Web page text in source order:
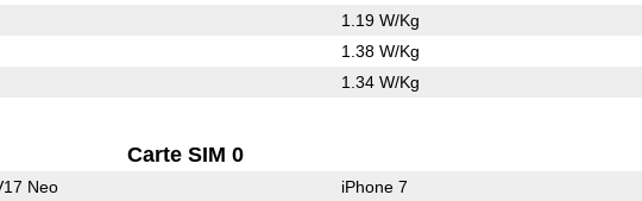
1.19 W/Kg
1.38 W/Kg
1.34 W/Kg
Carte SIM 0
Neo iPhone 7